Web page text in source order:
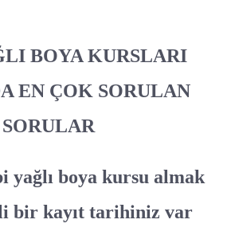
BOYA KURSLARI
EN ÇOK SORULAN
SORULAR
yağlı boya kursu almak
bir kayıt tarihiniz var